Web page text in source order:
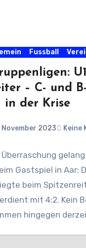
Fussball
– C- und
in der Krise
November 2023 Keine
Gastspiel in Aar:
beim
mit 4:2. Kein
hingegen